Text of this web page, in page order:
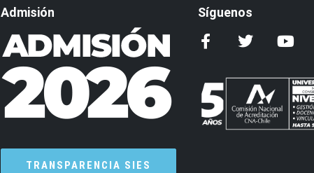
Admisión
TRANSPARENCIA SIES
Síguenos